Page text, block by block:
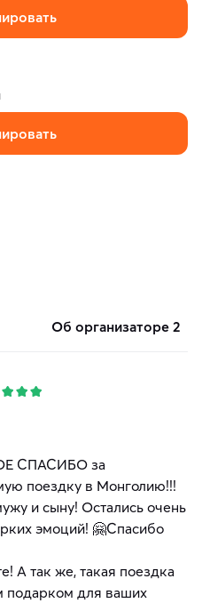
об организаторе 2
СПАСИБО за
поездку в Монголию!!!
и сыну! Остались очень
эмоций! 🤗Спасибо
А так же, такая поездка
подарком для ваших